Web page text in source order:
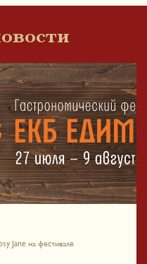
Jane на фестивале